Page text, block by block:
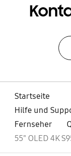
Startseite
Hilfe und
Fernseher
55" OLED 4K